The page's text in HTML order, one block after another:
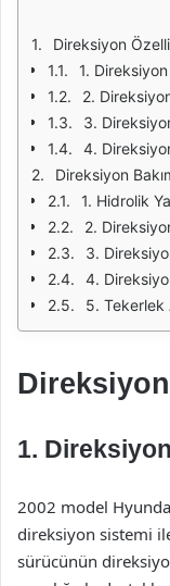
Direksiyon
1.
2.
3.
4.
Direksiyon
1. Hidrolik
2.
3.
4.
5. Tekerlek
1.
2002 model
direksiyon sistemi
sürücünün